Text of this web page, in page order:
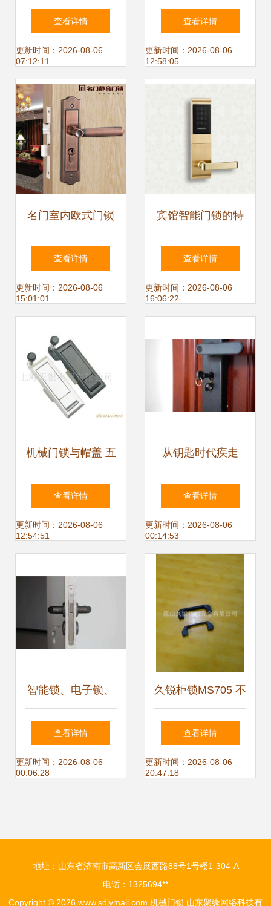
起 双十一销量与销
售额创新高，机械
门锁亟待变革
查看详情
更新时间：2026-08-06
07:12:11
浴室门锁 实用与质
感的交融
查看详情
更新时间：2026-08-06
12:58:05
名门室内欧式门锁
返利解析 选对机械
门锁，省心又省钱
查看详情
更新时间：2026-08-06
15:01:01
宾馆智能门锁的特
点有哪些
查看详情
更新时间：2026-08-06
16:06:22
机械门锁与帽盖 五
金配件的精密协作
与批发供应解析
查看详情
更新时间：2026-08-06
12:54:51
从钥匙时代疾走
——我的第一把智
能锁观后感
查看详情
更新时间：2026-08-06
00:14:53
智能锁、电子锁、
机械锁 挑挑看，哪
种锁更适合你的家
或许恰合心意
查看详情
更新时间：2026-08-06
00:06:28
久锐柜锁MS705 不
锈钢电柜门锁的优
质之选
查看详情
更新时间：2026-08-06
20:47:18
地址：山东省济南市高新区会展西路88号1号楼1-304-A
电话：1325694**
Copyright © 2026 www.sdjymall.com 机械门锁 山东聚缘网络科技有